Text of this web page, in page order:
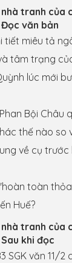
tranh của
Đọc văn bản
tiết miêu tả
tâm trạng
lúc mới
Bội Châu
thế nào so
về cụ trước
toàn
Huế?
tranh của
khi đọc
SGK văn 11/